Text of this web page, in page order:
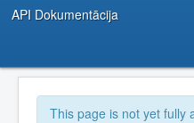
API Dokumentācija
This page is not yet fully